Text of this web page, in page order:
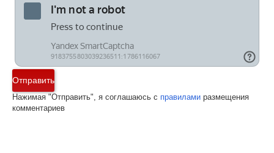
Отправить
Нажимая "Отправить", я соглашаюсь с правилами размещения
комментариев